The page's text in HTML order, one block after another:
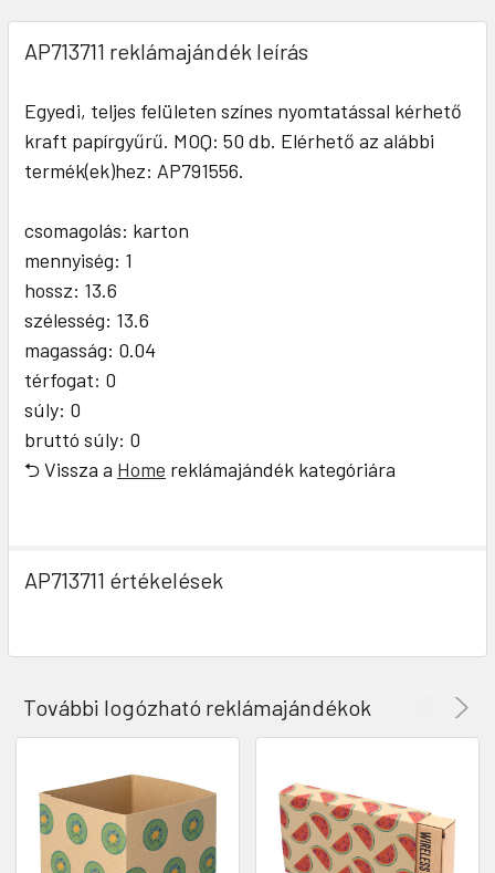
AP713711 reklámajándék leírás
Egyedi, teljes felületen színes nyomtatással kérhető
kraft papírgyűrű. MOQ: 50 db. Elérhető az alábbi
termék(ek)hez: AP791556.
csomagolás: karton
mennyiség: 1
hossz: 13.6
szélesség: 13.6
magasság: 0.04
térfogat: 0
súly: 0
bruttó súly: 0
⮌ Vissza a Home reklámajándék kategóriára
AP713711 értékelések
További logózható reklámajándékok